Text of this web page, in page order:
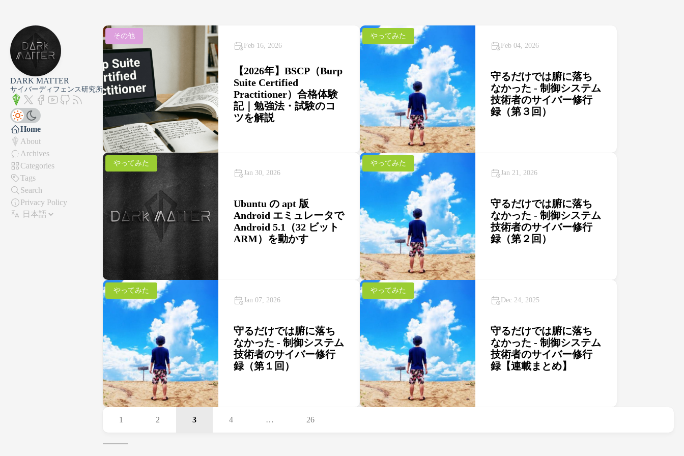
DARK MATTER
サイバーディフェンス研究所
Home
About
Archives
Categories
Tags
Search
Privacy Policy
その他
Feb 16, 2026
【2026年】BSCP（Burp
Suite Certified
Practitioner）合格体験
記｜勉強法・試験のコ
ツを解説
やってみた
Feb 04, 2026
守るだけでは腑に落ち
なかった - 制御システム
技術者のサイバー修行
録（第３回）
やってみた
Jan 30, 2026
Ubuntu の apt 版
Android エミュレータで
Android 5.1（32 ビット
ARM）を動かす
やってみた
Jan 21, 2026
守るだけでは腑に落ち
なかった - 制御システム
技術者のサイバー修行
録（第２回）
やってみた
Jan 07, 2026
守るだけでは腑に落ち
なかった - 制御システム
技術者のサイバー修行
録（第１回）
やってみた
Dec 24, 2025
守るだけでは腑に落ち
なかった - 制御システム
技術者のサイバー修行
録【連載まとめ】
1 2 3 4 … 26